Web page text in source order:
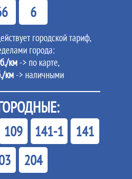
6
городской тариф,
города:
км -> по карте,
км-> наличными
109 141-1
141
204